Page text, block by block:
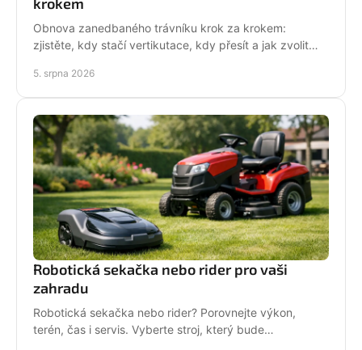
Obnova zanedbaného trávníku krok za krokem:
zjistěte, kdy stačí vertikutace, kdy přesít a jak zvolit
chyb
5. srpna 2026
Robotická sekačka nebo rider pro vaši
zahradu
Robotická sekačka nebo rider? Porovnejte výkon,
terén, čas i servis. Vyberte stroj, který bude